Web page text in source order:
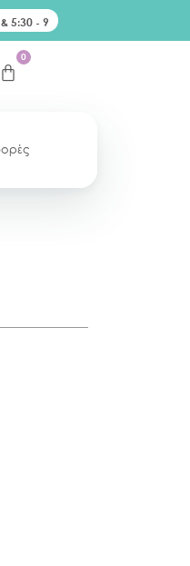
5:30 - 9
0